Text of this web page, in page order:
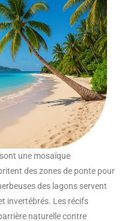
une mosaïque
des zones de ponte pour
des lagons servent
invertébrés. Les récifs
naturelle contre